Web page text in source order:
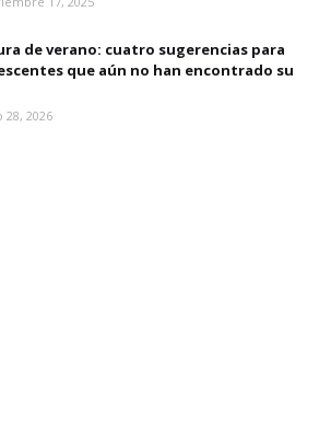
de verano: cuatro sugerencias para
que aún no han encontrado su
28, 2026